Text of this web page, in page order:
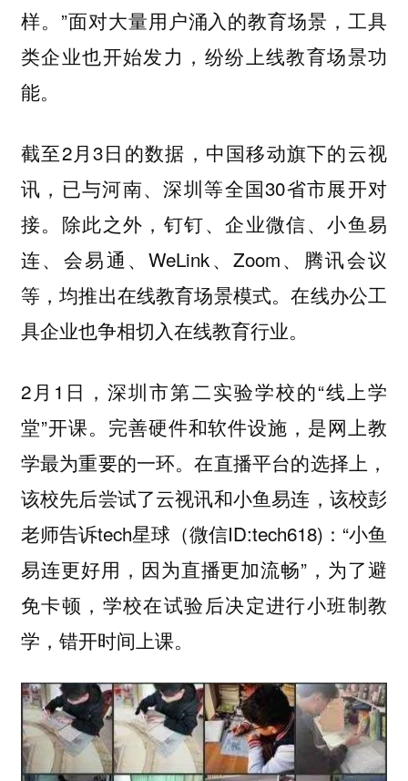
样。”面对大量用户涌入的教育场景，工具
类企业也开始发力，纷纷上线教育场景功
能。
截至2月3日的数据，中国移动旗下的云视
讯，已与河南、深圳等全国30省市展开对
接。除此之外，钉钉、企业微信、小鱼易
连、会易通、WeLink、Zoom、腾讯会议
等，均推出在线教育场景模式。在线办公工
具企业也争相切入在线教育行业。
2月1日，深圳市第二实验学校的“线上学
堂”开课。完善硬件和软件设施，是网上教
学最为重要的一环。在直播平台的选择上，
该校先后尝试了云视讯和小鱼易连，该校彭
老师告诉tech星球（微信ID:tech618)：“小鱼
易连更好用，因为直播更加流畅”，为了避
免卡顿，学校在试验后决定进行小班制教
学，错开时间上课。